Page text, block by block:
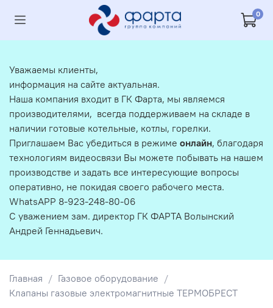
0
Главная
Газовое оборудование
Клапаны газовые электромагнитные ТЕРМОБРЕСТ
Уважаемы клиенты,
информация на сайте актуальная.
Наша компания входит в ГК Фарта, мы являемся
производителями, всегда поддерживаем на складе в
наличии готовые котельные, котлы, горелки.
Приглашаем Вас убедиться в режиме онлайн, благодаря
технологиям видеосвязи Вы можете побывать на нашем
производстве и задать все интересующие вопросы
оперативно, не покидая своего рабочего места.
WhatsAPP 8-923-248-80-06
С уважением зам. директор ГК ФАРТА Волынский
Андрей Геннадьевич.